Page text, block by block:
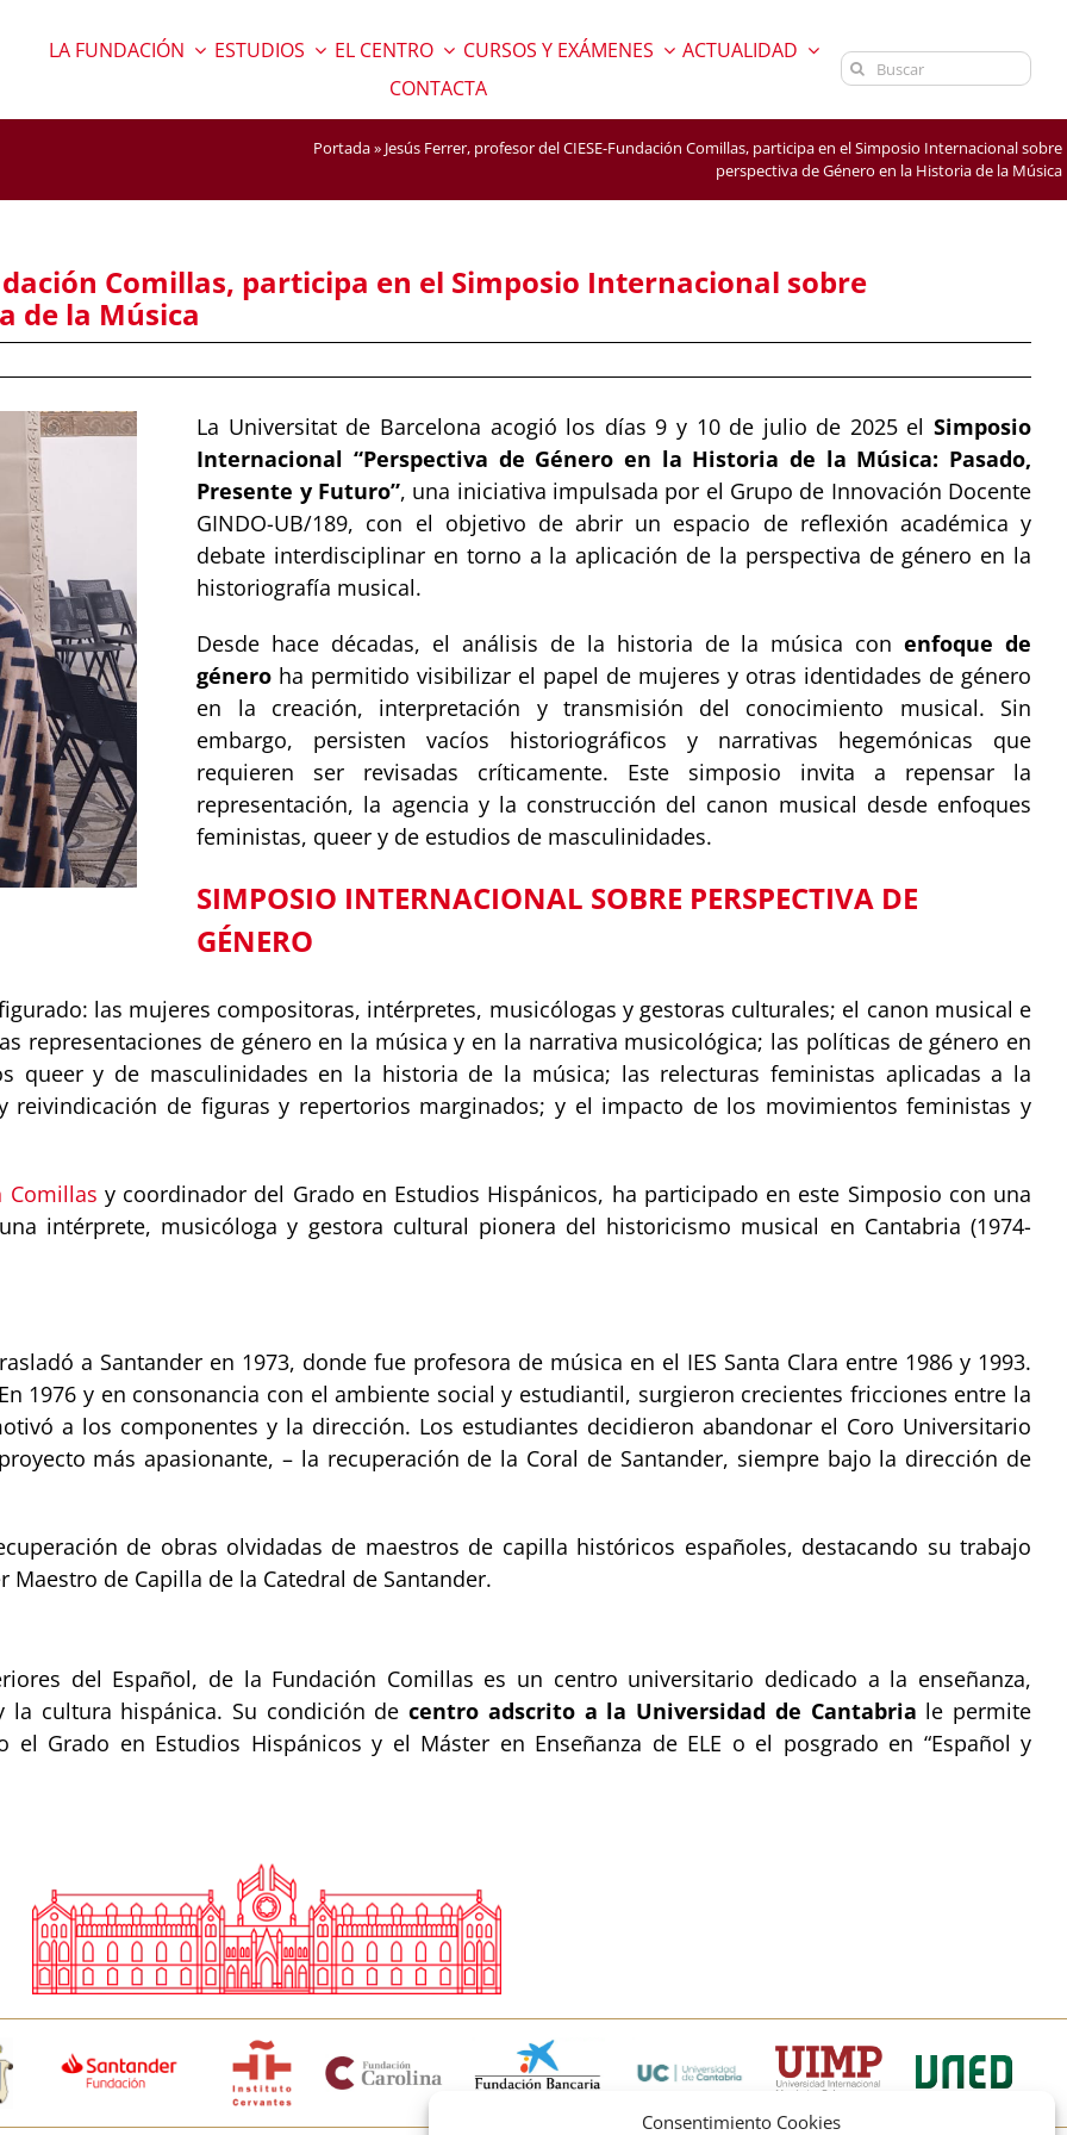
Consentimiento Cookies
LA FUNDACIÓN ESTUDIOS EL CENTRO CURSOS Y EXÁMENES
ACTUALIDAD
CONTACTA
Buscar:
Portada» Jesús Ferrer, profesor del CIESE-Fundación Comillas, participa en el Simposio Internacional sobre
perspectiva de Género en la Historia de la Música
Comillas, participa en el Simposio Internacional sobre
de la Música
La Universitat de Barcelona acogió los días 9 y 10 de julio de 2025 el Simposio
Internacional “Perspectiva de Género en la Historia de la Música: Pasado,
Presente y Futuro”, una iniciativa impulsada por el Grupo de Innovación Docente
GINDO-UB/189, con el objetivo de abrir un espacio de reflexión académica y
debate interdisciplinar en torno a la aplicación de la perspectiva de género en la
historiografía musical.
Desde hace décadas, el análisis de la historia de la música conenfoque de
género ha permitido visibilizar el papel de mujeres y otras identidades de género
en la creación, interpretación y transmisión del conocimiento musical. Sin
embargo, persisten vacíos historiográficos y narrativas hegemónicas que
requieren ser revisadas críticamente. Este simposio invita a repensar la
representación, la agencia y la construcción del canon musical desde enfoques
feministas, queer y de estudios de masculinidades.
SIMPOSIO INTERNACIONAL SOBRE PERSPECTIVA DE
GÉNERO
las mujeres compositoras, intérpretes, musicólogas y gestoras culturales; el canon musical e
representaciones de género en la música y en la narrativa musicológica; las políticas de género en
queer y de masculinidades en la historia de la música; las relecturas feministas aplicadas a la
reivindicación de figuras y repertorios marginados; y el impacto de los movimientos feministas y
Comillas y coordinador del Grado en Estudios Hispánicos, ha participado en este Simposio con una
intérprete, musicóloga y gestora cultural pionera del historicismo musical en Cantabria (1974-
a Santander en 1973, donde fue profesora de música en el IES Santa Clara entre 1986 y 1993.
1976 y en consonancia con el ambiente social y estudiantil, surgieron crecientes fricciones entre la
a los componentes y la dirección. Los estudiantes decidieron abandonar el Coro Universitario
más apasionante, – la recuperación de la Coral de Santander, siempre bajo la dirección de
de obras olvidadas de maestros de capilla históricos españoles, destacando su trabajo
de Capilla de la Catedral de Santander.
del Español, de la Fundación Comillas es un centro universitario dedicado a la enseñanza,
la cultura hispánica. Su condición decentro adscrito a la Universidad de Cantabria le permite
Grado en Estudios Hispánicos y el Máster en Enseñanza de ELE o el posgrado en “Español y